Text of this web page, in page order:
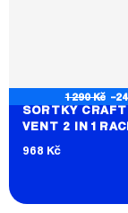
1 290 Kč
ŠORTKY
VENT 2 IN 1
968 Kč